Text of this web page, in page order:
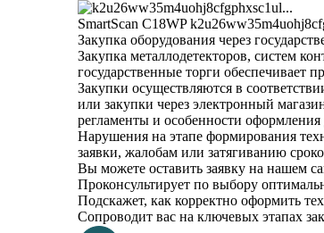
SmartScan C18WP
Закупка оборудования через
Закупка металлодетекторов, систем
государственные торги обеспечивает
Закупки осуществляются в
или закупки через электронный
регламенты и особенности
Нарушения на этапе формирования
заявки, жалобам или затягиванию
Вы можете оставить заявку на нашем
Проконсультирует по выбору
Подскажет, как корректно оформить
Сопроводит вас на ключевых этапах